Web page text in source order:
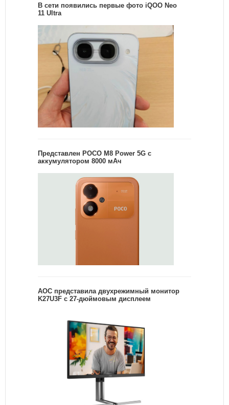
В сети появились первые фото iQOO Neo
11 Ultra
Представлен POCO M8 Power 5G с
аккумулятором 8000 мАч
AOC представила двухрежимный монитор
K27U3F с 27-дюймовым дисплеем